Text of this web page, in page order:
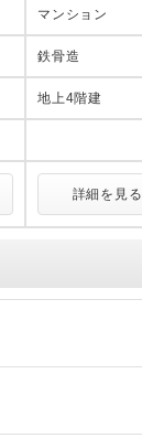
マンション
鉄骨造
地上4階建
詳細を見る